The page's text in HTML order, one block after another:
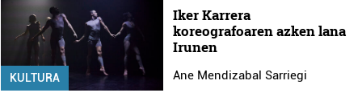
KULTURA
Iker Karrera
koreografoaren azken lana
Irunen
Ane Mendizabal Sarriegi